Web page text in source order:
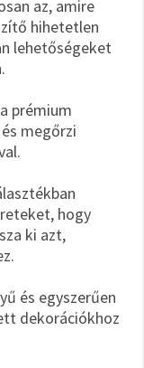
az, amire
hihetetlen
lehetőségeket
prémium
megőrzi
hogy
ki azt,
és egyszerűen
dekorációkhoz